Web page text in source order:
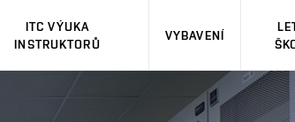
ITC VÝUKA
INSTRUKTORŮ
VYBAVENÍ